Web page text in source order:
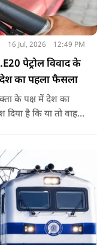
16 Jul, 2026 12:49 PM
पेट्रोल विवाद के
देश का पहला फैसला
के पक्ष में देश का
है कि या तो वाहन